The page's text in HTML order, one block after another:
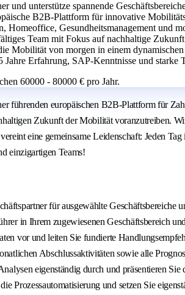
und unterstütze spannende
B2B-Plattform für innovative
Homeoffice, Gesundheitsmanagement und
Team mit Fokus auf nachhaltige
Mobilität von morgen in einem
Jahre Erfahrung, SAP-Kenntnisse und starke
60000 - 80000 € pro Jahr.
europäischen B2B-Plattform für
Zukunft der Mobilität voranzutreiben.
eine gemeinsame Leidenschaft: Jeden
einzigartigen Teams!
für ausgewählte
in Ihrem zugewiesenen Geschäftsbereich
vor und leiten Sie fundierte
Abschlussaktivitäten sowie alle
eigenständig durch und präsentieren
Prozessautomatisierung und setzen Sie